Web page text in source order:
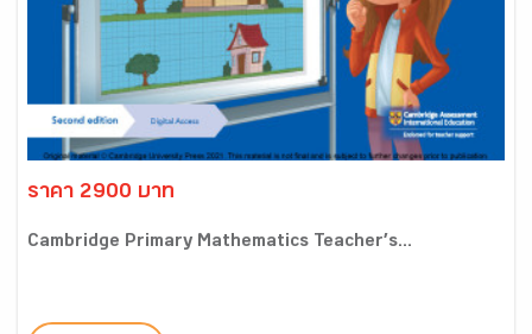
ราคา 2900 บาท
Cambridge Primary Mathematics Teacher’s...